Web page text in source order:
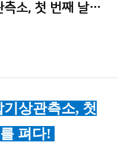
날아다니는 종합기상관측소, 첫 번째 날개를 펴다!
상관측소, 첫
펴다!